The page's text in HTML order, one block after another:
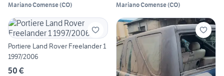
Mariano Comense(CO) Mariano Comense(CO)
Portiere Land Rover Freelander 1
1997/2006
50 €